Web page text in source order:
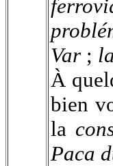
Var ;
À
bien
la
Paca